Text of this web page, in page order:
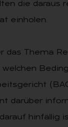
die daraus
einholen.
Thema
darüber
hinfällig